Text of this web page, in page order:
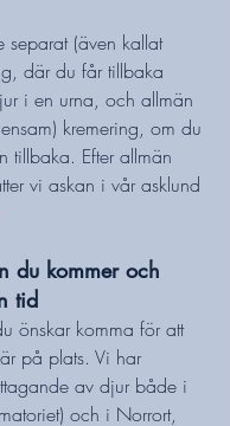
separat (även kallat
där du får tillbaka
i en urna, och allmän
kremering, om du
tillbaka. Efter allmän
vi askan i vår asklund
du kommer och
tid
önskar komma för att
på plats. Vi har
av djur både i
och i Norrort,